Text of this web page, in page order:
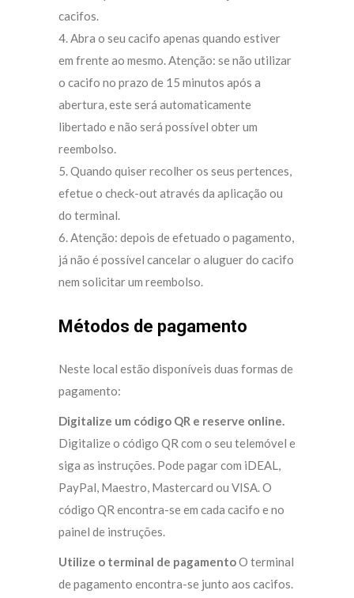
cacifos.
4. Abra o seu cacifo apenas quando estiver
em frente ao mesmo. Atenção: se não utilizar
o cacifo no prazo de 15 minutos após a
abertura, este será automaticamente
libertado e não será possível obter um
reembolso.
5. Quando quiser recolher os seus pertences,
efetue o check-out através da aplicação ou
do terminal.
6. Atenção: depois de efetuado o pagamento,
já não é possível cancelar o aluguer do cacifo
nem solicitar um reembolso.
Métodos de pagamento
Neste local estão disponíveis duas formas de
pagamento:
Digitalize um código QR e reserve online.
Digitalize o código QR com o seu telemóvel e
siga as instruções. Pode pagar com iDEAL,
PayPal, Maestro, Mastercard ou VISA. O
código QR encontra-se em cada cacifo e no
painel de instruções.
Utilize o terminal de pagamentoO terminal
de pagamento encontra-se junto aos cacifos.